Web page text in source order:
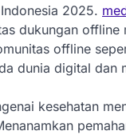
2025.
dukungan
offline
dunia digital dan
kesehatan